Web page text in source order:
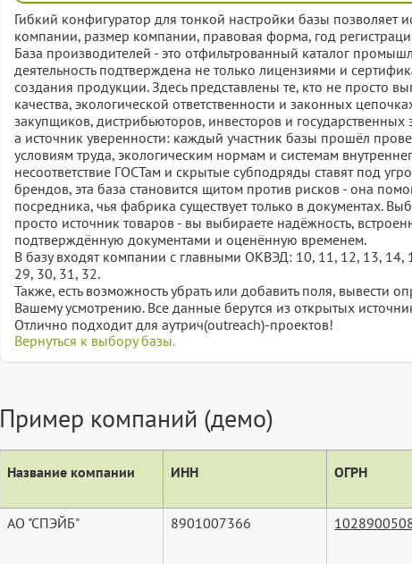
Гибкий конфигуратор для тонкой настройки базы позволяет
компании, размер компании, правовая форма, год
База производителей - это отфильтрованный каталог
деятельность подтверждена не только лицензиями и
создания продукции. Здесь представлены те, кто не просто
качества, экологической ответственности и законных
закупщиков, дистрибьюторов, инвесторов и
а источник уверенности: каждый участник базы прошёл
условиям труда, экологическим нормам и системам
несоответствие ГОСТам и скрытые субподряды ставят под
брендов, эта база становится щитом против рисков - она
посредника, чья фабрика существует только в документах.
просто источник товаров - вы выбираете надёжность,
подтверждённую документами и оценённую временем.
В базу входят компании с главными ОКВЭД: 10, 11, 12, 13, 14,
29, 30, 31, 32.
Также, есть возможность убрать или добавить поля, вывести
Вашему усмотрению. Все данные берутся из открытых
Отлично подходит для аутрич(outreach)-проектов!
Вернуться к выбору базы.
Пример компаний (демо)
Название компании ИНН ОГРН
АО "СПЭЙБ" 8901007366